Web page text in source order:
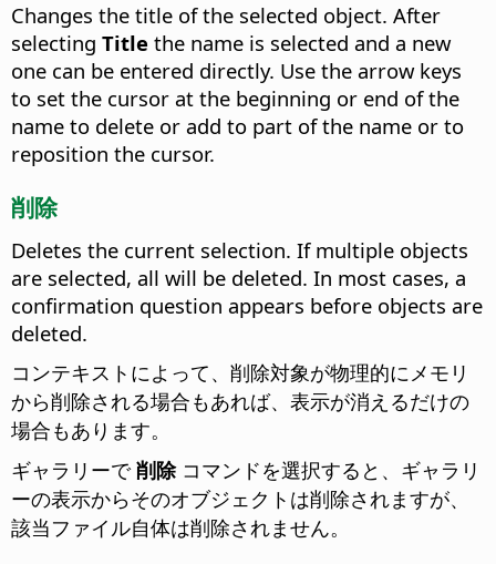
Changes the title of the selected object. After
selecting Title the name is selected and a new
one can be entered directly. Use the arrow keys
to set the cursor at the beginning or end of the
name to delete or add to part of the name or to
reposition the cursor.
削除
Deletes the current selection. If multiple objects
are selected, all will be deleted. In most cases, a
confirmation question appears before objects are
deleted.
コンテキストによって、削除対象が物理的にメモリ
から削除される場合もあれば、表示が消えるだけの
場合もあります。
ギャラリーで削除コマンドを選択すると、ギャラリ
ーの表示からそのオブジェクトは削除されますが、
該当ファイル自体は削除されません。